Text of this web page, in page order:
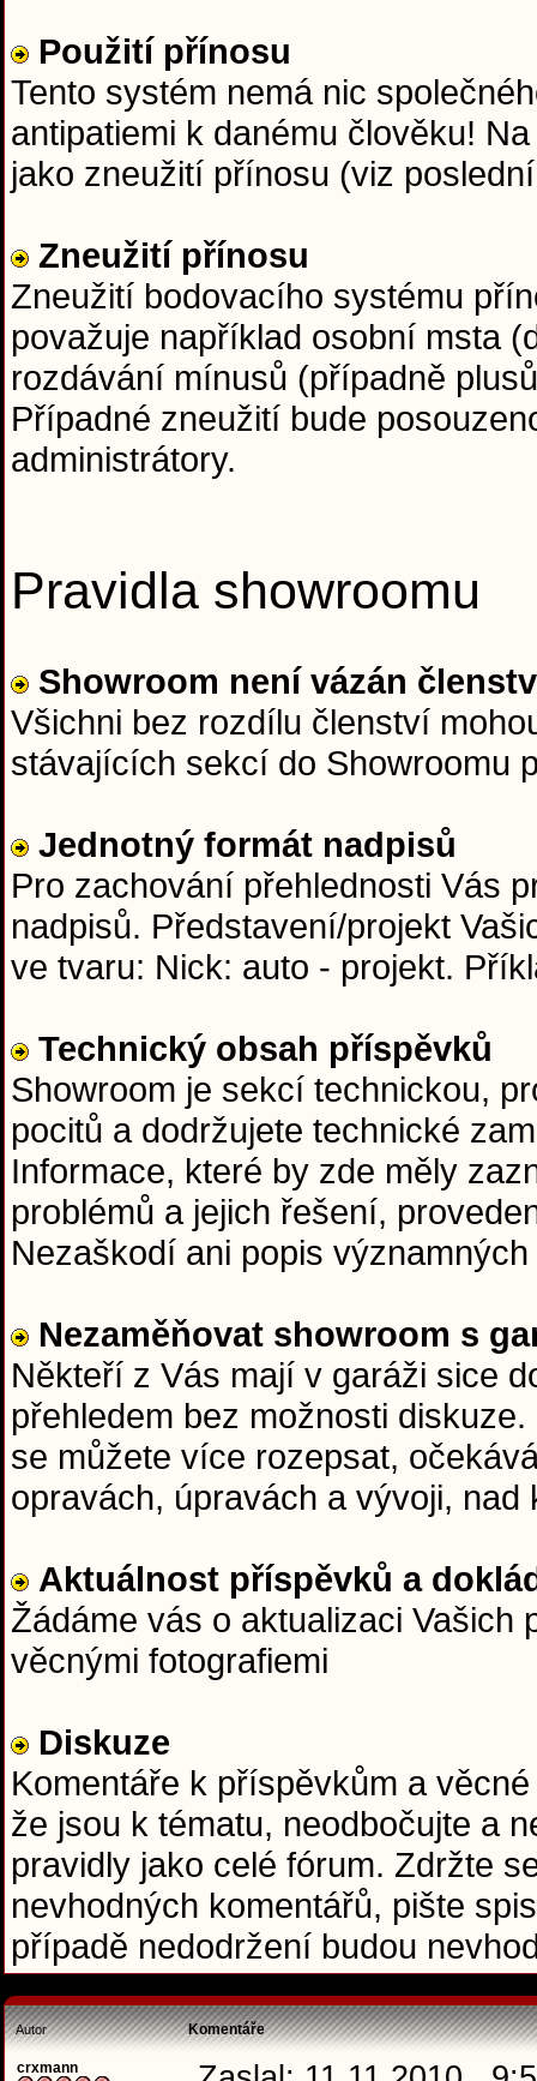
Použití přínosu
Tento systém nemá nic
antipatiemi k danému člověku!
jako zneužití přínosu (viz
Zneužití přínosu
Zneužití bodovacího systému
považuje například osobní msta
rozdávání mínusů (případně
Případné zneužití bude
administrátory.
Pravidla showroomu
Showroom není vázán
Všichni bez rozdílu členství
stávajících sekcí do Showroomu
Jednotný formát nadpisů
Pro zachování přehlednosti Vás
nadpisů. Představení/projekt
ve tvaru: Nick: auto - projekt.
Technický obsah příspěvků
Showroom je sekcí technickou,
pocitů a dodržujete technické
Informace, které by zde měly
problémů a jejich řešení,
Nezaškodí ani popis
Nezaměňovat showroom s
Někteří z Vás mají v garáži sice
přehledem bez možnosti
se můžete více rozepsat,
opravách, úpravách a vývoji,
Aktuálnost příspěvků a
Žádáme vás o aktualizaci
věcnými fotografiemi
Diskuze
Komentáře k příspěvkům a
že jsou k tématu, neodbočujte a
pravidly jako celé fórum. Zdržte
nevhodných komentářů, pište
případě nedodržení budou
Autor Komentáře
crxmann